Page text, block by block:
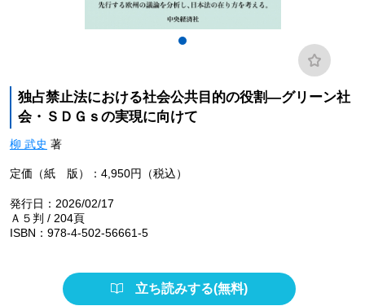
独占禁止法における社会公共目的の役割―グリーン社
会・ＳＤＧｓの実現に向けて
柳 武史 著
定価（紙 版）：4,950円（税込）
発行日：2026/02/17
Ａ５判 / 204頁
ISBN：978-4-502-56661-5
立ち読みする(無料)